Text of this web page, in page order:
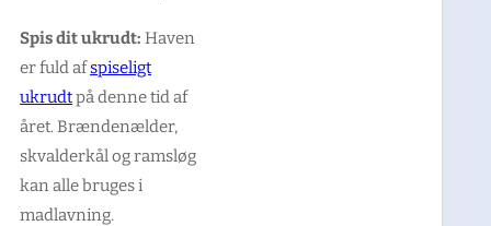
Spis dit ukrudt:Haven
er fuld afspiseligt
ukrudtpå denne tid af
året. Brændenælder,
skvalderkål og ramsløg
kan alle bruges i
madlavning.